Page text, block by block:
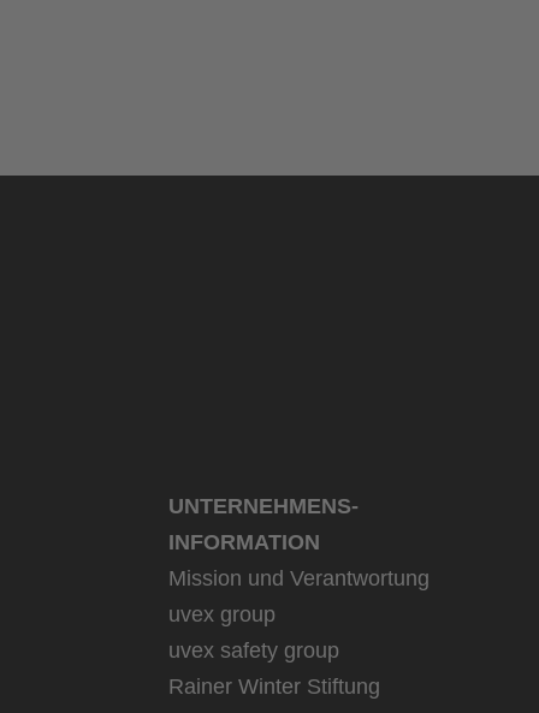
UNTERNEHMENS­
INFORMATION
Mission und Verantwortung
uvex group
uvex safety group
Rainer Winter Stiftung